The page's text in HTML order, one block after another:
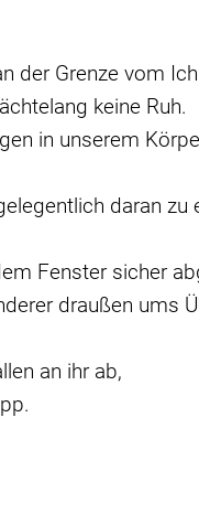
der Grenze vom
keine Ruh.
in unserem
daran zu
Fenster sicher
draußen ums
an ihr ab,